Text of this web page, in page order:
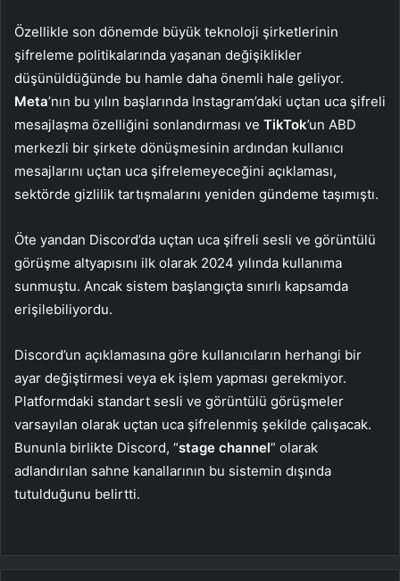
Özellikle son dönemde büyük teknoloji şirketlerinin
şifreleme politikalarında yaşanan değişiklikler
düşünüldüğünde bu hamle daha önemli hale geliyor.
Meta’nın bu yılın başlarında Instagram’daki uçtan uca şifreli
mesajlaşma özelliğini sonlandırması ve TikTok’un ABD
merkezli bir şirkete dönüşmesinin ardından kullanıcı
mesajlarını uçtan uca şifrelemeyeceğini açıklaması,
sektörde gizlilik tartışmalarını yeniden gündeme taşımıştı.
Öte yandan Discord’da uçtan uca şifreli sesli ve görüntülü
görüşme altyapısını ilk olarak 2024 yılında kullanıma
sunmuştu. Ancak sistem başlangıçta sınırlı kapsamda
erişilebiliyordu.
Discord’un açıklamasına göre kullanıcıların herhangi bir
ayar değiştirmesi veya ek işlem yapması gerekmiyor.
Platformdaki standart sesli ve görüntülü görüşmeler
varsayılan olarak uçtan uca şifrelenmiş şekilde çalışacak.
Bununla birlikte Discord, “stage channel” olarak
adlandırılan sahne kanallarının bu sistemin dışında
tutulduğunu belirtti.